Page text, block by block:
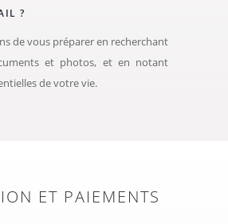
?
de vous préparer en recherchant
et photos, et en notant
de votre vie.
ET PAIEMENTS